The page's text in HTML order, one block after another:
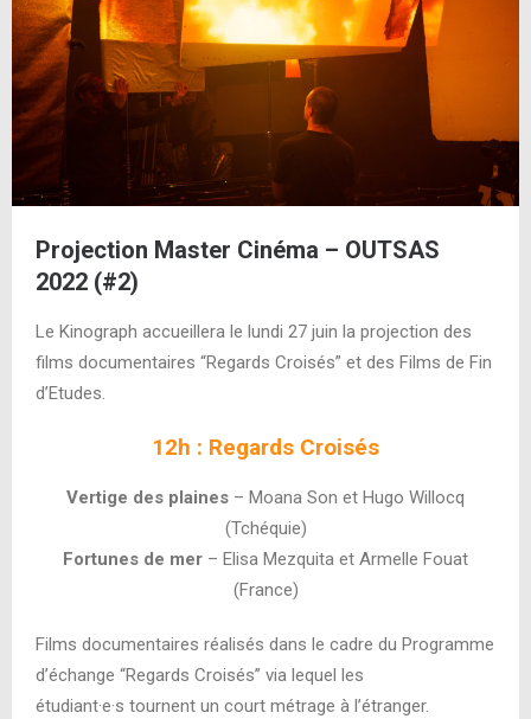
Projection Master Cinéma – OUTSAS
2022 (#2)
Le Kinograph accueillera le lundi 27 juin la projection des
films documentaires “Regards Croisés” et des Films de Fin
d’Etudes.
12h : Regards Croisés
Vertige des plaines – Moana Son et Hugo Willocq
(Tchéquie)
Fortunes de mer – Elisa Mezquita et Armelle Fouat
(France)
Films documentaires réalisés dans le cadre du Programme
d’échange “Regards Croisés” via lequel les
étudiant·e·s tournent un court métrage à l’étranger.